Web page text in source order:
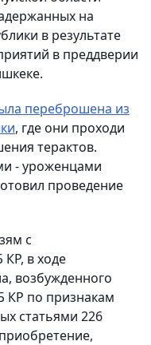
на
в результате
в преддверии
переброшена из
, где они проходи
терактов.
- уроженцами
проведение
с
в ходе
возбужденного
КР по признакам
статьями 226